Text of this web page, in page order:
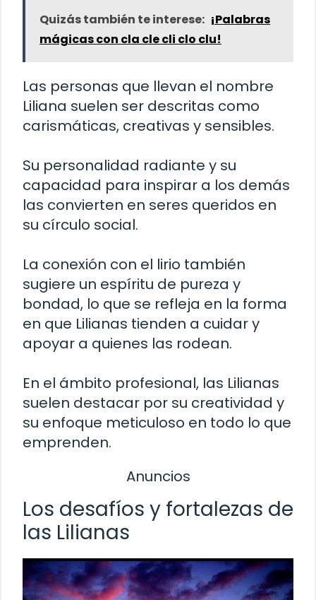
Quizás también te interese: ¡Palabras
mágicas con cla cle cli clo clu!
Las personas que llevan el nombre
Liliana suelen ser descritas como
carismáticas, creativas y sensibles.
Su personalidad radiante y su
capacidad para inspirar a los demás
las convierten en seres queridos en
su círculo social.
La conexión con el lirio también
sugiere un espíritu de pureza y
bondad, lo que se refleja en la forma
en que Lilianas tienden a cuidar y
apoyar a quienes las rodean.
En el ámbito profesional, las Lilianas
suelen destacar por su creatividad y
su enfoque meticuloso en todo lo que
emprenden.
Anuncios
Los desafíos y fortalezas de
las Lilianas